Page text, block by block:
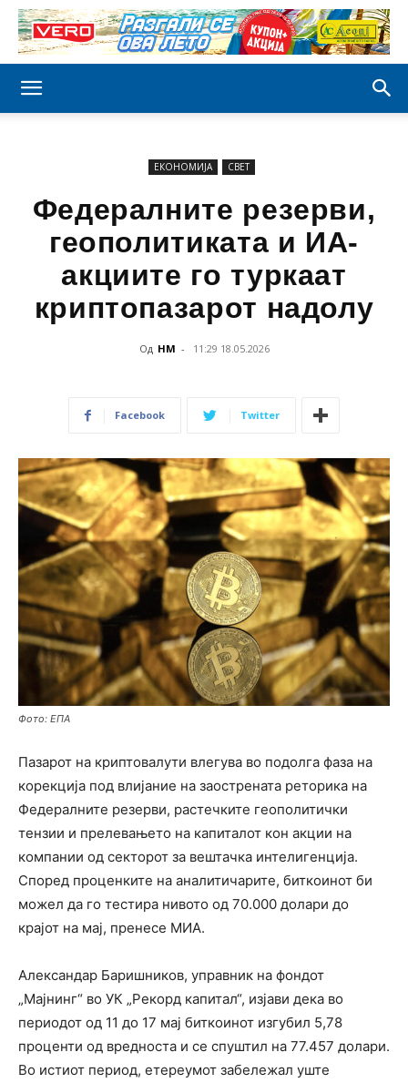
ЕКОНОМИЈА СВЕТ
Федералните резерви,
геополитиката и ИА-
акциите го туркаат
криптопазарот надолу
Од НМ - 11:29 18.05.2026
Facebook Twitter
Фото: ЕПА
Пазарот на криптовалути влегува во подолга фаза на
корекција под влијание на заострената реторика на
Федералните резерви, растечките геополитички
тензии и прелевањето на капиталот кон акции на
компании од секторот за вештачка интелигенција.
Според проценките на аналитичарите, биткоинот би
можел да го тестира нивото од 70.000 долари до
крајот на мај, пренесе МИА.
Александар Баришников, управник на фондот
„Мајнинг“ во УК „Рекорд капитал“, изјави дека во
периодот од 11 до 17 мај биткоинот изгубил 5,78
проценти од вредноста и се спуштил на 77.457 долари.
Во истиот период, етереумот забележал уште